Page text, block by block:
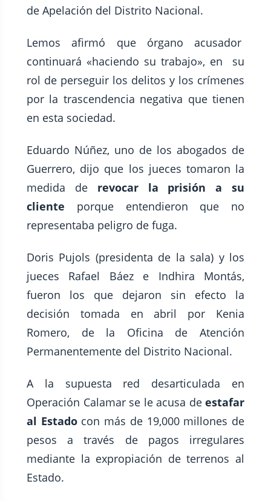
de Apelación del Distrito Nacional.
Lemos afirmó que órgano acusador
continuará «haciendo su trabajo», en su
rol de perseguir los delitos y los crímenes
por la trascendencia negativa que tienen
en esta sociedad.
Eduardo Núñez, uno de los abogados de
Guerrero, dijo que los jueces tomaron la
medida de revocar la prisión a su
cliente porque entendieron que no
representaba peligro de fuga.
Doris Pujols (presidenta de la sala) y los
jueces Rafael Báez e Indhira Montás,
fueron los que dejaron sin efecto la
decisión tomada en abril por Kenia
Romero, de la Oficina de Atención
Permanentemente del Distrito Nacional.
A la supuesta red desarticulada en
Operación Calamar se le acusa de estafar
al Estadocon más de 19,000 millones de
pesos a través de pagos irregulares
mediante la expropiación de terrenos al
Estado.